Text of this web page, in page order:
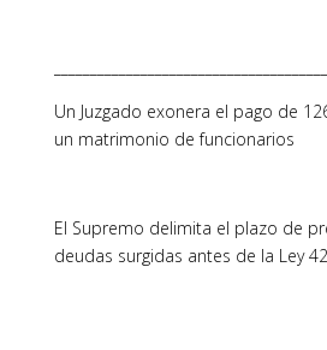
Un Juzgado exonera el pago de
un matrimonio de funcionarios
El Supremo delimita el plazo de
deudas surgidas antes de la Ley